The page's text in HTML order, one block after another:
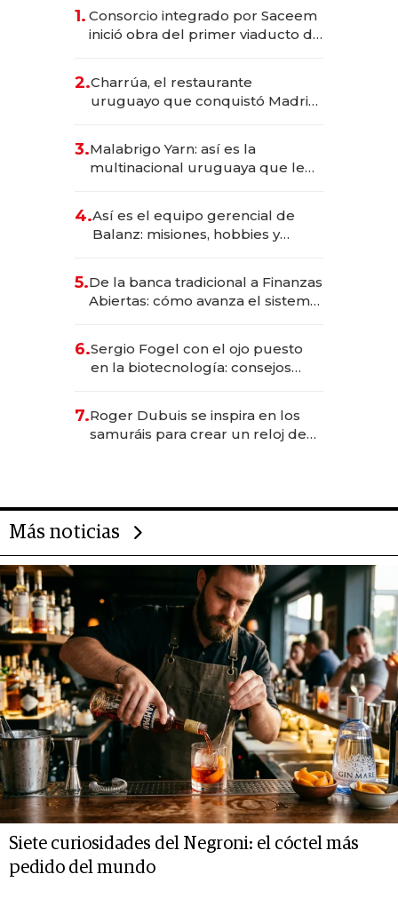
1. Consorcio integrado por Saceem
inició obra del primer viaducto de
millones
2.Charrúa, el restaurante
uruguayo que conquistó Madrid:
anticipación y prepara apertura
3.Malabrigo Yarn: así es la
multinacional uruguaya que le
4.Así es el equipo gerencial de
Balanz: misiones, hobbies y
5.De la banca tradicional a Finanzas
Abiertas: cómo avanza el sistema
6.Sergio Fogel con el ojo puesto
en la biotecnología: consejos
rol de la IA
7.Roger Dubuis se inspira en los
samuráis para crear un reloj de
Más noticias
Siete curiosidades del Negroni: el cóctel más
pedido del mundo